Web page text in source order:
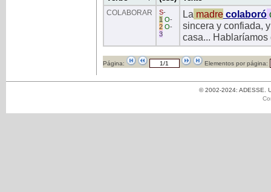
COLABORAR S-
1 O-
2 O-
3
La madrecolaboró
sincera y confiada,
casa...
Página: Elementos por página:
© 2002-2024: ADESSE.